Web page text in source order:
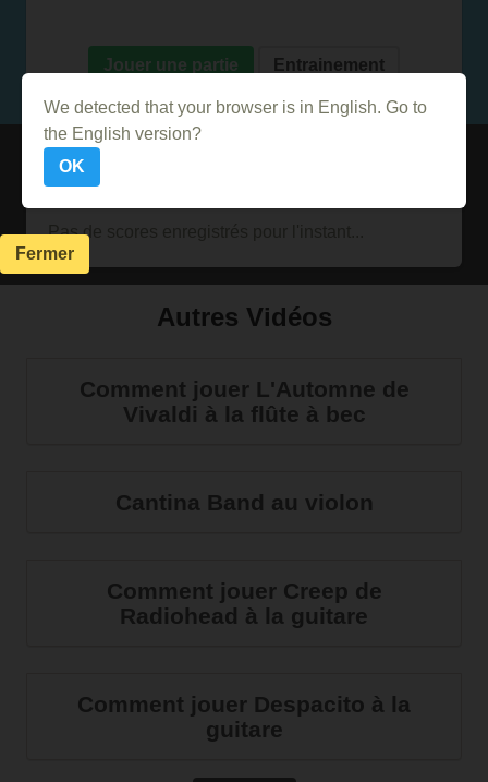
Jouer une partie Entrainement
Pas de scores enregistrés pour l'instant...
Autres Vidéos
Comment jouer L'Automne de
Vivaldi à la flûte à bec
Cantina Band au violon
Comment jouer Creep de
Radiohead à la guitare
Comment jouer Despacito à la
guitare
We detected that your browser is in English. Go to
the English version?
OK
Fermer